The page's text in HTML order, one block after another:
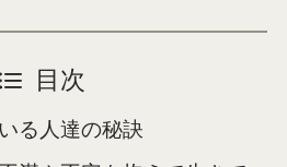
目次
る人達の秘訣